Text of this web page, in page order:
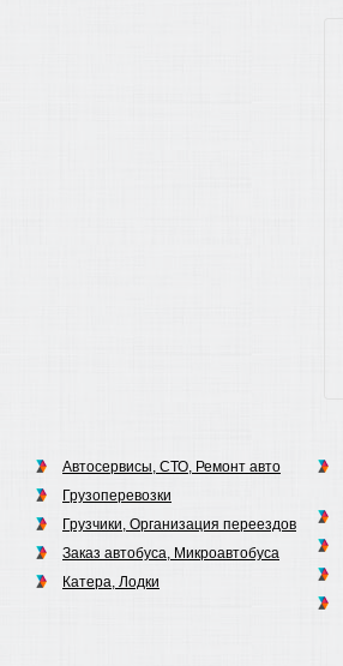
Автосервисы, СТО, Ремонт авто
Грузоперевозки
Грузчики, Организация переездов
Заказ автобуса, Микроавтобуса
Катера, Лодки